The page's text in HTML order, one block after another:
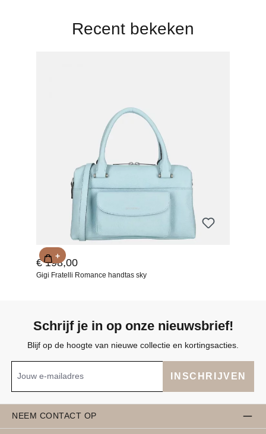
Recent bekeken
€ 198,00
Gigi Fratelli Romance handtas sky
+
Schrijf je in op onze nieuwsbrief!
Blijf op de hoogte van nieuwe collectie en kortingsacties.
INSCHRIJVEN
NEEM CONTACT OP